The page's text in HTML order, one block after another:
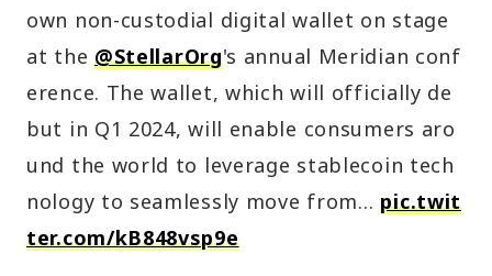
own non-custodial digital wallet on stage
at the @StellarOrg's annual Meridian conf
erence. The wallet, which will officially de
but in Q1 2024, will enable consumers aro
und the world to leverage stablecoin tech
nology to seamlessly move from…pic.twit
ter.com/kB848vsp9e